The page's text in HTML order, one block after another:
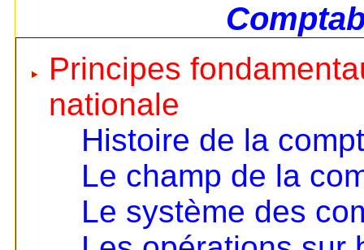
Principes
nationale
Histoire de la
Le champ de la
Le système des